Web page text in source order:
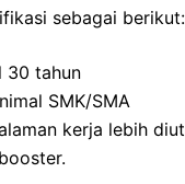
sebagai berikut:
30 tahun
SMK/SMA
kerja lebih